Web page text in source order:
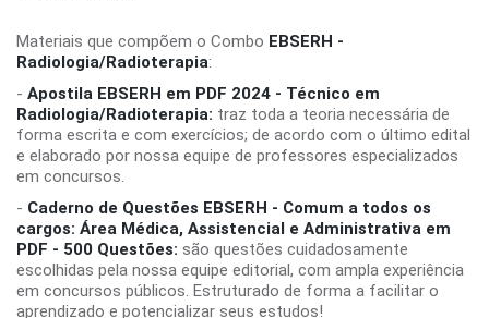
Materiais que compõem o Combo EBSERH -
Radiologia/Radioterapia:
- Apostila EBSERH em PDF 2024 - Técnico em
Radiologia/Radioterapia: traz toda a teoria necessária de
forma escrita e com exercícios; de acordo com o último edital
e elaborado por nossa equipe de professores especializados
em concursos.
- Caderno de Questões EBSERH - Comum a todos os
cargos: Área Médica, Assistencial e Administrativa em
PDF - 500 Questões: são questões cuidadosamente
escolhidas pela nossa equipe editorial, com ampla experiência
em concursos públicos. Estruturado de forma a facilitar o
aprendizado e potencializar seus estudos!